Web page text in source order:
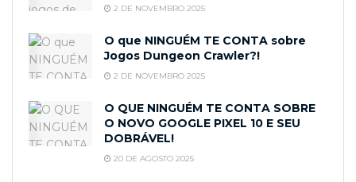
2 DE NOVEMBRO 2025
O que NINGUÉM TE CONTA sobre
Jogos Dungeon Crawler?!
2 DE NOVEMBRO 2025
O QUE NINGUÉM TE CONTA SOBRE
O NOVO GOOGLE PIXEL 10 E SEU
DOBRÁVEL!
20 DE AGOSTO 2025